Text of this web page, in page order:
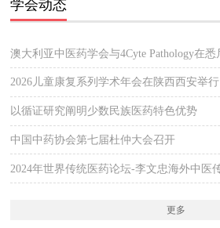
学会动态
2026儿童康复系列学术年会在陕西西安举行
以循证研究阐明少数民族医药特色优势
中国中药协会第七届杜仲大会召开
更多